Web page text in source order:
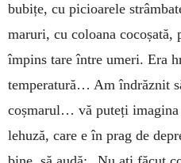
bubițe, cu pi­cioarele
maruri, cu coloana
împins tare între umeri. Era
tem­peratură… Am îndrăznit
coșma­rul… vă puteți ima­gina
lehuză, care e în prag de